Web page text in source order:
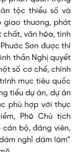
tộc thiểu số và
giao thương, phát
chất, văn hóa, tinh
Sơn được thí
thần Nghị quyết
số cơ chế, chính
mục tiêu quốc
tiểu dự án, dự án
phù hợp với thực
Phó Chủ tịch
cán bộ, đảng viên,
nghĩ dám làm”